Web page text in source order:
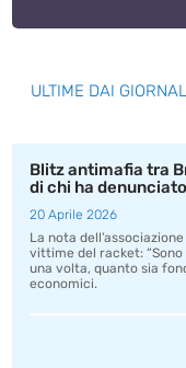
ULTIME DAI
Blitz antimafia tra
di chi ha
20 Aprile 2026
La nota
vittime del racket:
una volta, quanto sia
economici.